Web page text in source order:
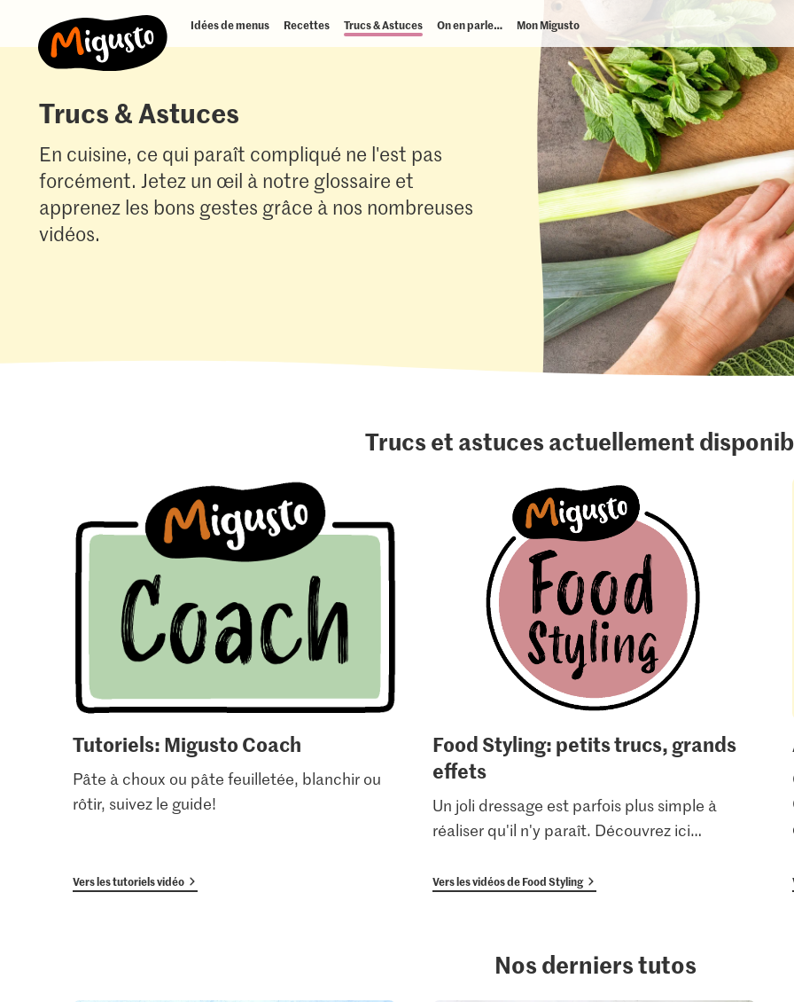
Idées de menus Recettes Trucs & Astuces On en parle… Mon Migusto
Trucs & Astuces
En cuisine, ce qui paraît compliqué ne l'est pas
forcément. Jetez un œil à notre glossaire et
apprenez les bons gestes grâce à nos nombreuses
vidéos.
Trucs et astuces actuellement
Tutoriels: Migusto Coach
Pâte à choux ou pâte feuilletée, blanchir ou
rôtir, suivez le guide!
Vers les tutoriels vidéo
Food Styling: petits trucs, grands
effets
Un joli dressage est parfois plus simple à
réaliser qu'il n'y paraît. Découvrez ici…
Vers les vidéos de Food Styling
Nos derniers tutos